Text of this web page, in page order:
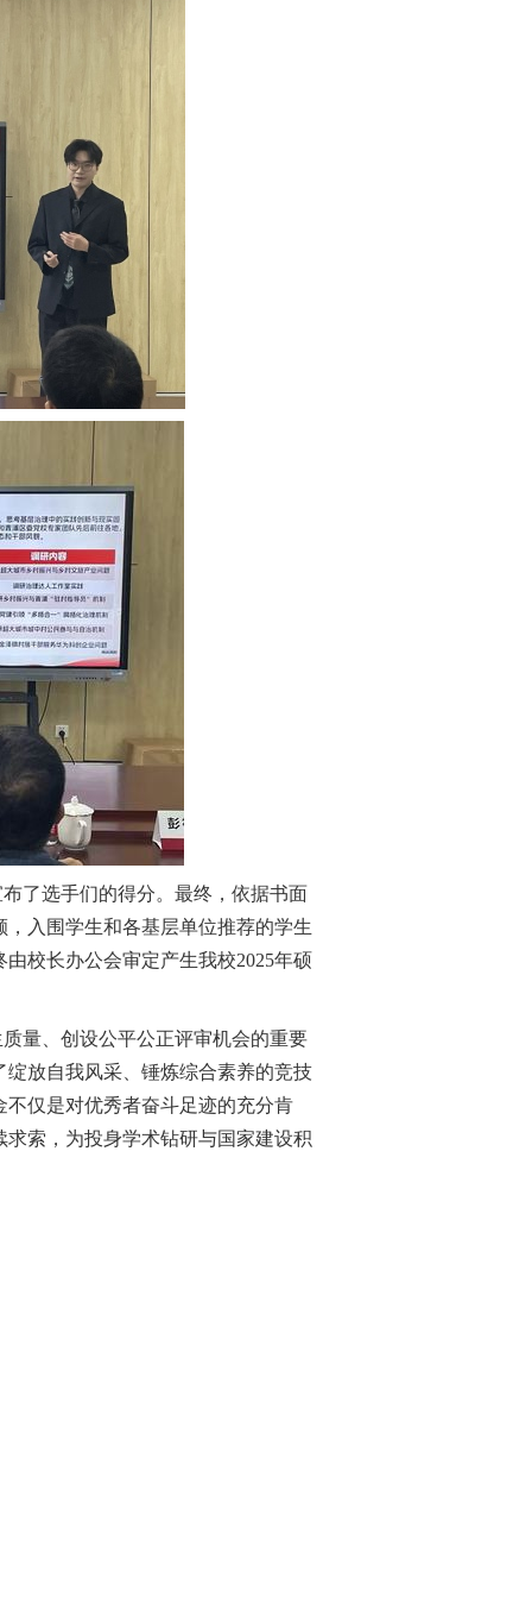
布了选手们的得分。最终，依据书面
，入围学生和各基层单位推荐的学生
校长办公会审定产生我校2025年硕
量、创设公平公正评审机会的重要
绽放自我风采、锤炼综合素养的竞技
仅是对优秀者奋斗足迹的充分肯
求索，为投身学术钻研与国家建设积